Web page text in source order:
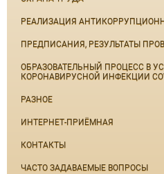
РЕАЛИЗАЦИЯ
ПРЕДПИСАНИЯ, РЕЗУЛЬТАТЫ
ОБРАЗОВАТЕЛЬНЫЙ ПРОЦЕСС В
КОРОНАВИРУСНОЙ ИНФЕКЦИИ
РАЗНОЕ
ИНТЕРНЕТ-ПРИЁМНАЯ
КОНТАКТЫ
ЧАСТО ЗАДАВАЕМЫЕ ВОПРОСЫ